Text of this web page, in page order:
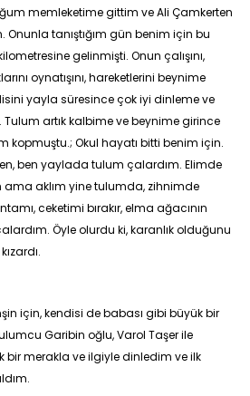
memleketime gittim ve Ali Çamkerten
Onunla tanıştığım gün benim için bu
gelinmişti. Onun çalışını,
oynatışını, hareketlerini beynime
yayla süresince çok iyi dinleme ve
Tulum artık kalbime ve beynime girince
kopmuştu.; Okul hayatı bitti benim için.
ben yaylada tulum çalardım. Elimde
aklım yine tulumda, zihnimde
ceketimi bırakır, elma ağacının
Öyle olurdu ki, karanlık olduğunu
için, kendisi de babası gibi büyük bir
Garibin oğlu, Varol Taşer ile
bir merakla ve ilgiyle dinledim ve ilk